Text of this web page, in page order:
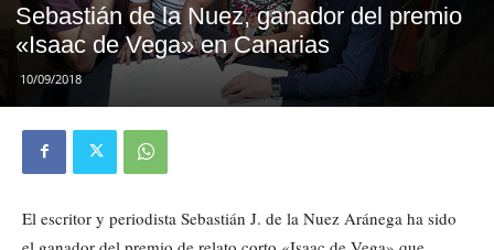
Sebastián de la Nuez, ganador del premio
«Isaac de Vega» en Canarias
10/09/2018
El escritor y periodista Sebastián J. de la Nuez Aránega ha sido